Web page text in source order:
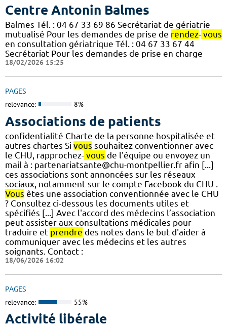
Centre Antonin Balmes
Balmes Tél. : 04 67 33 69 86 Secrétariat de gériatrie
mutualisé Pour les demandes de prise de rendez- vous
en consultation gériatrique Tél. : 04 67 33 67 44
Secrétariat Pour les demandes de prise en charge
18/02/2026 15:25
PAGES
relevance: 8%
Associations de patients
confidentialité Charte de la personne hospitalisée et
autres chartes Si vous souhaitez conventionner avec
le CHU, rapprochez- vous de l'équipe ou envoyez un
mail à : partenariatsante@chu-montpellier.fr afin [...]
ces associations sont annoncées sur les réseaux
sociaux, notamment sur le compte Facebook du CHU .
Vous êtes une association conventionnée avec le CHU
? Consultez ci-dessous les documents utiles et
spécifiés [...] Avec l'accord des médecins l’association
peut assister aux consultations médicales pour
traduire et prendre des notes dans le but d'aider à
communiquer avec les médecins et les autres
soignants. Contact :
18/06/2026 16:02
PAGES
relevance: 55%
Activité libérale